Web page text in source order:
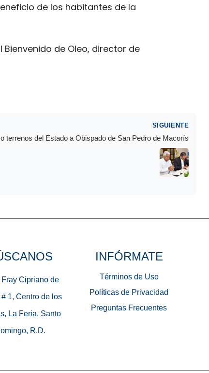
de los habitantes de la
de Oleo, director de
SIGUIENTE
terrenos del Estado a Obispado de San Pedro de Macorís
Cipriano de
# 1, Centro de los
La Feria, Santo
R.D.
INFÓRMATE
Términos de Uso
Políticas de Privacidad
Preguntas Frecuentes